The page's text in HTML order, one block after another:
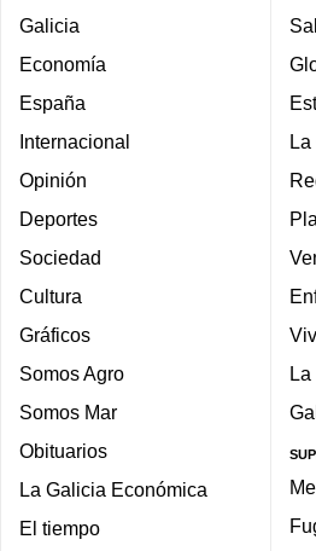
Galicia
Economía
España
Internacional
Opinión
Deportes
Sociedad
Cultura
Gráficos
Somos Agro
Somos Mar
Obituarios
La Galicia Económica
El tiempo
La
La